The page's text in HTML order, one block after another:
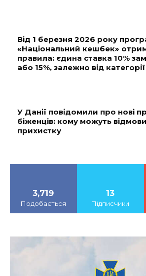
Від 1 березня 2026 року
«Національний кешбек»
правила: єдина ставка 10%
або 15%, залежно від
У Данії повідомили про нові
біженців: кому можуть
прихистку
3,719
Подобається
13
Підписчики